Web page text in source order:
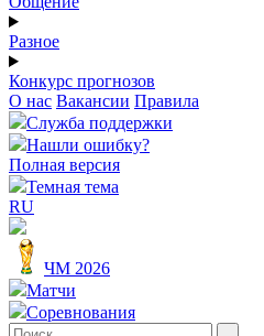
Разное
Конкурс прогнозов
О нас Вакансии Правила
Служба поддержки
Нашли ошибку?
Полная версия
Темная тема
RU
ЧМ 2026
Матчи
Соревнования